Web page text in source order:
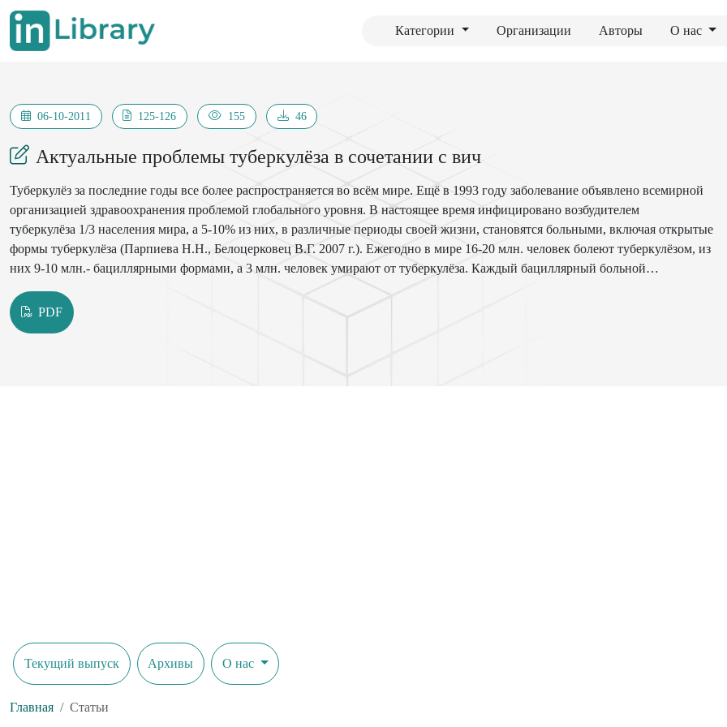
Категории Организации Авторы О нас
06-10-2011 125-126 155 46
Актуальные проблемы туберкулёза в сочетании с вич
Туберкулёз за последние годы все более распространяется во всём мире. Ещё в 1993 году заболевание объявлено всемирной
организацией здравоохранения проблемой глобального уровня. В настоящее время инфицировано возбудителем
туберкулёза 1/3 населения мира, а 5-10% из них, в различные периоды своей жизни, становятся больными, включая открытые
формы туберкулёза (Парпиева Н.Н., Белоцерковец В.Г. 2007 г.). Ежегодно в мире 16-20 млн. человек болеют туберкулёзом, из
них 9-10 млн.- бациллярными формами, а 3 млн. человек умирают от туберкулёза. Каждый бациллярный больной
10-15 здоровых лиц в год. По оценке ВОЗ, в период с 2000 по 2020 гг. около 1 млрд, людей будет инфицировано
микобактериями туберкулёза
PDF
Текущий выпуск Архивы О нас
Главная Статьи